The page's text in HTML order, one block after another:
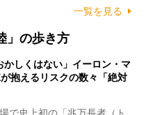
一覧を見る
」の歩き方
かしくはない」イーロン・マ
抱えるリスクの数々「絶対